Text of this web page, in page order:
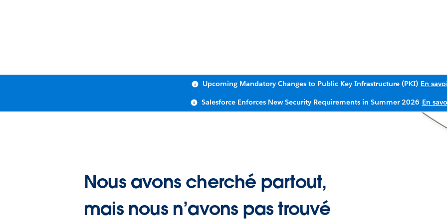
Upcoming Mandatory Changes to Public Key Infrastructure (PKI) En
Salesforce Enforces New Security Requirements in Summer 2026 En
Nous avons cherché partout,
mais nous n’avons pas trouvé